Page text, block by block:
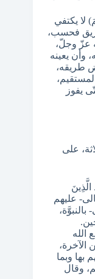
لا يكتفي
فحسب،
عزّ وجلّ،
وأن يعينه
طريقه،
يفوز
على
عليهم
الله
الآخرة،
بها وبما
وقال